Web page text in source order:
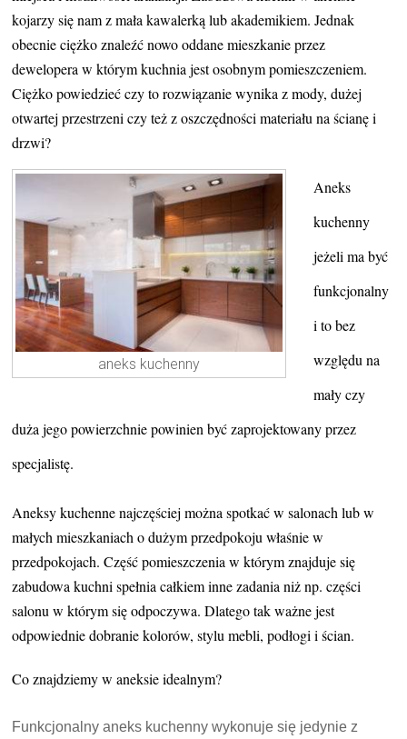
kojarzy się nam z mała kawalerką lub akademikiem. Jednak
obecnie ciężko znaleźć nowo oddane mieszkanie przez
dewelopera w którym kuchnia jest osobnym pomieszczeniem.
Ciężko powiedzieć czy to rozwiązanie wynika z mody, dużej
otwartej przestrzeni czy też z oszczędności materiału na ścianę i
drzwi?
aneks kuchenny
Aneks
kuchenny
jeżeli ma być
funkcjonalny
i to bez
względu na
mały czy
duża jego powierzchnie powinien być zaprojektowany przez
specjalistę.
Aneksy kuchenne najczęściej można spotkać w salonach lub w
małych mieszkaniach o dużym przedpokoju właśnie w
przedpokojach. Część pomieszczenia w którym znajduje się
zabudowa kuchni spełnia całkiem inne zadania niż np. części
salonu w którym się odpoczywa. Dlatego tak ważne jest
odpowiednie dobranie kolorów, stylu mebli, podłogi i ścian.
Co znajdziemy w aneksie idealnym?
Funkcjonalny aneks kuchenny wykonuje się jedynie z